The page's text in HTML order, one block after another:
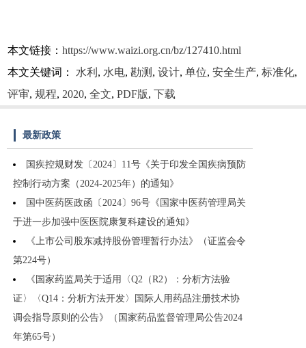
本文链接：https://www.waizi.org.cn/bz/127410.html
本文关键词： 水利 , 水电,勘测 ,设计,单位,安全生产,标准化,
评审,规程, 2020,全文,PDF版,下载
最新政策
国疾控规财发〔2024〕11号《关于印发全国疾病预防
控制行动方案（2024-2025年）的通知》
国中医药医政函〔2024〕96号《国家中医药管理局关
于进一步加强中医医院康复科建设的通知》
《上市公司股东减持股份管理暂行办法》（证监会令
第224号）
《国家药监局关于适用〈Q2（R2）：分析方法验
证〉〈Q14：分析方法开发〉国际人用药品注册技术协
调会指导原则的公告》（国家药品监督管理局公告2024
年第65号）